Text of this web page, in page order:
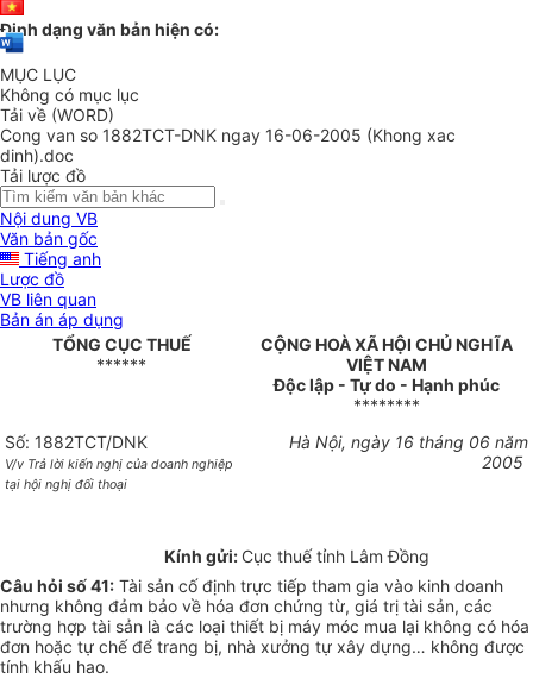
Định dạng văn bản hiện có:
MỤC LỤC
Không có mục lục
Tải về (WORD)
Cong van so 1882TCT-DNK ngay 16-06-2005 (Khong xac
dinh).doc
Tải lược đồ
Nội dung VB
Văn bản gốc
Tiếng anh
Lược đồ
VB liên quan
Bản án áp dụng
TỔNG CỤC THUẾ
******
CỘNG HOÀ XÃ HỘI CHỦ NGHĨA
VIỆT NAM
Độc lập - Tự do - Hạnh phúc
********
Số: 1882TCT/DNK
V/v Trả lời kiến nghị của doanh nghiệp
tại hội nghị đối thoại
Hà Nội, ngày 16 tháng 06 năm
2005
Kính gửi: Cục thuế tỉnh Lâm Đồng
Câu hỏi số 41: Tài sản cố định trực tiếp tham gia vào kinh doanh
nhưng không đảm bảo về hóa đơn chứng từ, giá trị tài sản, các
trường hợp tài sản là các loại thiết bị máy móc mua lại không có hóa
đơn hoặc tự chế để trang bị, nhà xưởng tự xây dựng… không được
tính khấu hao.